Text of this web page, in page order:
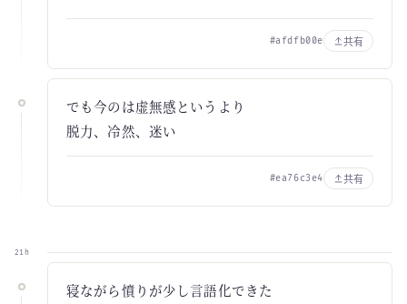
#afdfb00e 共有
でも今のは虚無感というより
脱力、冷然、迷い
#ea76c3e4 共有
21h
寝ながら憤りが少し言語化できた